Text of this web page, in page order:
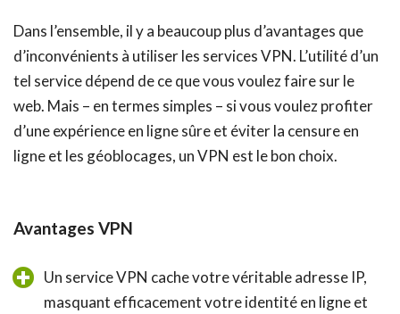
Dans l’ensemble, il y a beaucoup plus d’avantages que
d’inconvénients à utiliser les services VPN. L’utilité d’un
tel service dépend de ce que vous voulez faire sur le
web. Mais – en termes simples – si vous voulez profiter
d’une expérience en ligne sûre et éviter la censure en
ligne et les géoblocages, un VPN est le bon choix.
Avantages VPN
Un service VPN cache votre véritable adresse IP,
masquant efficacement votre identité en ligne et